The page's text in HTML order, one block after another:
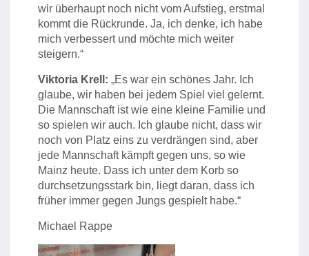
wir überhaupt noch nicht vom Aufstieg, erstmal
kommt die Rückrunde. Ja, ich denke, ich habe
mich verbessert und möchte mich weiter
steigern.“
Viktoria Krell: „Es war ein schönes Jahr. Ich
glaube, wir haben bei jedem Spiel viel gelernt.
Die Mannschaft ist wie eine kleine Familie und
so spielen wir auch. Ich glaube nicht, dass wir
noch von Platz eins zu verdrängen sind, aber
jede Mannschaft kämpft gegen uns, so wie
Mainz heute. Dass ich unter dem Korb so
durchsetzungsstark bin, liegt daran, dass ich
früher immer gegen Jungs gespielt habe.“
Michael Rappe